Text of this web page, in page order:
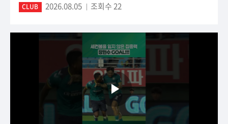
CLUB 2026.08.05 조회수 22